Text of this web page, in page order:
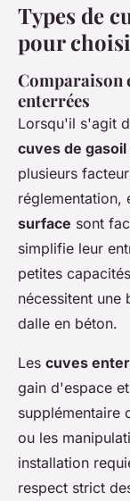
Types de
pour
Comparaison
enterrées
Lorsqu'il s'agit
cuves de
plusieurs
réglementation,
surface sont
simplifie leur
petites
nécessitent une
dalle en béton.
Les cuves
gain d'espace
supplémentaire
ou les
installation
respect strict